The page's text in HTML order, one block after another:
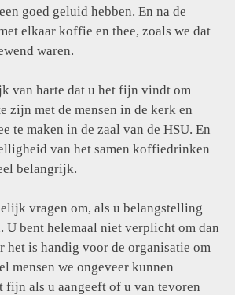
goed geluid hebben. En na de
elkaar koffie en thee, zoals we dat
waren.
van harte dat u het fijn vindt om
zijn met de mensen in de kerk en
te maken in de zaal van de HSU. En
van het samen koffiedrinken
belangrijk.
vragen om, als u belangstelling
U bent helemaal niet verplicht om dan
het is handig voor de organisatie om
mensen we ongeveer kunnen
fijn als u aangeeft of u van tevoren